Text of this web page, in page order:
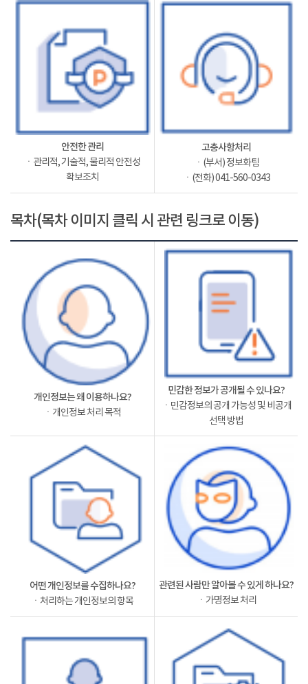
안전한 관리
ㆍ관리적, 기술적, 물리적 안전성
확보조치
고충사항처리
ㆍ(부서) 정보화팀
ㆍ(전화) 041-560-0343
목차(목차 이미지 클릭 시 관련 링크로 이동)
개인정보는 왜 이용하나요?
ㆍ개인정보 처리 목적
민감한 정보가 공개될 수 있나요?
ㆍ민감정보의 공개 가능성 및 비공개
선택 방법
어떤 개인정보를 수집하나요?
ㆍ처리하는 개인정보의 항목
관련된 사람만 알아볼 수 있게 하나요?
ㆍ가명정보 처리